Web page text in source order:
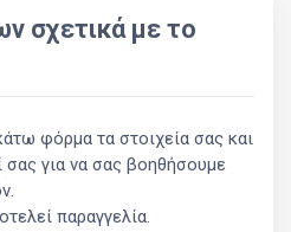
σχετικά με το
φόρμα τα στοιχεία σας και
σας για να σας βοηθήσουμε
παραγγελία.